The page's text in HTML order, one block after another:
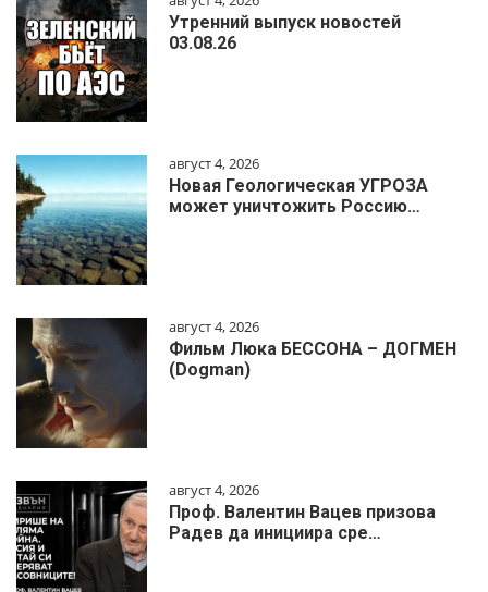
Утренний выпуск новостей
03.08.26
август 4, 2026
Новая Геологическая УГРОЗА
может уничтожить Россию…
август 4, 2026
Фильм Люка БЕССОНА – ДОГМЕН
(Dogman)
август 4, 2026
Проф. Валентин Вацев призова
Радев да инициира сре…